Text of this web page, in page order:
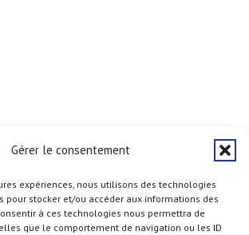
Gérer le consentement
expériences, nous utilisons des technologies
pour stocker et/ou accéder aux informations des
à ces technologies nous permettra de
que le comportement de navigation ou les ID
S'abonner